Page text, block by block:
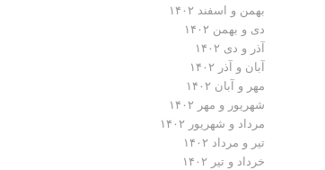
بهمن و اسفند ۱۴۰۲
دی و بهمن ۱۴۰۲
آذر و دی ۱۴۰۲
آبان و آذر ۱۴۰۲
مهر و آبان ۱۴۰۲
شهریور و مهر ۱۴۰۲
مرداد و شهریور ۱۴۰۲
تیر و مرداد ۱۴۰۲
خرداد و تیر ۱۴۰۲